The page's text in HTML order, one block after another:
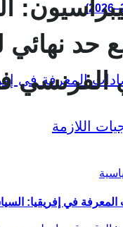
المعرفة في إفريقيا:
حد نهائي
الفرنسي